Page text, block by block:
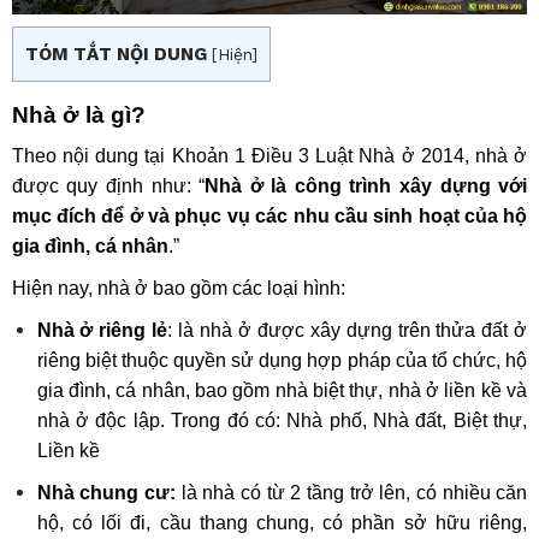
TÓM TẮT NỘI DUNG [Hiện]
Nhà ở là gì?
Theo nội dung tại Khoản 1 Điều 3 Luật Nhà ở 2014, nhà ở
được quy định như: “Nhà ở là công trình xây dựng với
mục đích để ở và phục vụ các nhu cầu sinh hoạt của hộ
gia đình, cá nhân.”
Hiện nay, nhà ở bao gồm các loại hình:
Nhà ở riêng lẻ: là nhà ở được xây dựng trên thửa đất ở
riêng biệt thuộc quyền sử dụng hợp pháp của tổ chức, hộ
gia đình, cá nhân, bao gồm nhà biệt thự, nhà ở liền kề và
nhà ở độc lập. Trong đó có: Nhà phố, Nhà đất, Biệt thự,
Liền kề
Nhà chung cư: là nhà có từ 2 tầng trở lên, có nhiều căn
hộ, có lối đi, cầu thang chung, có phần sở hữu riêng,